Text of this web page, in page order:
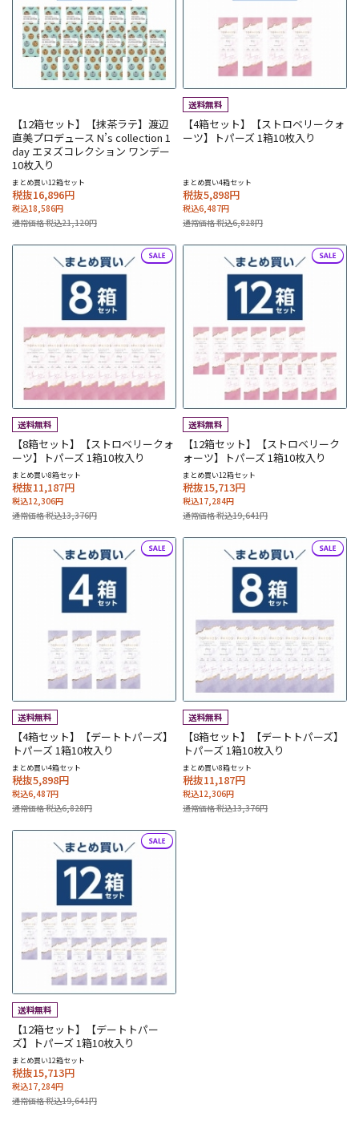
【12箱セット】【抹茶ラテ】渡辺
直美プロデュース N’s collection 1
day エヌズコレクション ワンデー
10枚入り
まとめ買い12箱セット
税抜16,896円
税込18,586円
通常価格 税込21,120円
【4箱セット】【ストロベリークォ
ーツ】トパーズ 1箱10枚入り
まとめ買い4箱セット
税抜5,898円
税込6,487円
通常価格 税込6,828円
【8箱セット】【ストロベリークォ
ーツ】トパーズ 1箱10枚入り
まとめ買い8箱セット
税抜11,187円
税込12,306円
通常価格 税込13,376円
【12箱セット】【ストロベリーク
ォーツ】トパーズ 1箱10枚入り
まとめ買い12箱セット
税抜15,713円
税込17,284円
通常価格 税込19,641円
【4箱セット】【デートトパーズ】
トパーズ 1箱10枚入り
まとめ買い4箱セット
税抜5,898円
税込6,487円
通常価格 税込6,828円
【8箱セット】【デートトパーズ】
トパーズ 1箱10枚入り
まとめ買い8箱セット
税抜11,187円
税込12,306円
通常価格 税込13,376円
【12箱セット】【デートトパー
ズ】トパーズ 1箱10枚入り
まとめ買い12箱セット
税抜15,713円
税込17,284円
通常価格 税込19,641円